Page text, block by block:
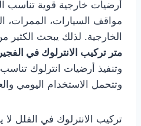
أرضيات خارجية قوية تناسب
مواقف السيارات، الممرات،
الخارجية. لذلك يبحث
متر تركيب الانترلوك في
وتنفيذ أرضيات انترلوك تناسب
وتتحمل الاستخدام اليومي
تركيب الانترلوك في الفلل